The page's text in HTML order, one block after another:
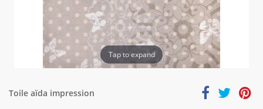
Tap to expand
Toile aïda impression